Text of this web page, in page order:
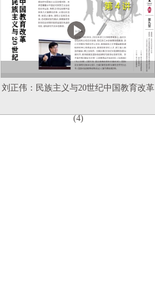
刘正伟：民族主义与20世纪中国教育改革
(4)